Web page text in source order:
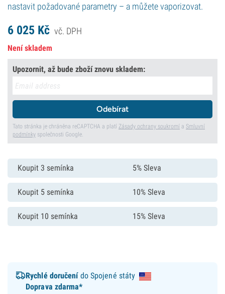
nastavit požadované parametry – a můžete vaporizovat.
6 025 Kč vč. DPH
Není skladem
Upozornit, až bude zboží znovu skladem:
Odebírat
Tato stránka je chráněna reCAPTCHA a platí Zásady ochrany soukromí a Smluvní
podmínky společnosti Google.
Koupit 3 semínka 5% Sleva
Koupit 5 semínka 10% Sleva
Koupit 10 semínka 15% Sleva
Rychlé doručenído Spojené státy
Doprava zdarma*